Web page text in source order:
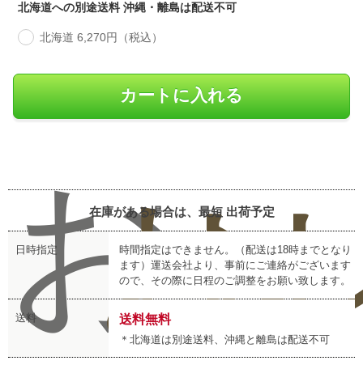
北海道への別途送料 沖縄・離島は配送不可
北海道 6,270円（税込）
おおレ
在庫がある場合は、最短 出荷予定
日時指定
時間指定はできません。（配送は18時までとなり
ます）運送会社より、事前にご連絡がございます
ので、その際に日程のご調整をお願い致します。
送料 送料無料
＊北海道は別途送料、沖縄と離島は配送不可